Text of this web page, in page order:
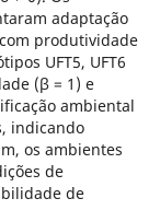
adaptação
produtividade
UFT5, UFT6
(β = 1) e
ambiental
indicando
os ambientes
de
de